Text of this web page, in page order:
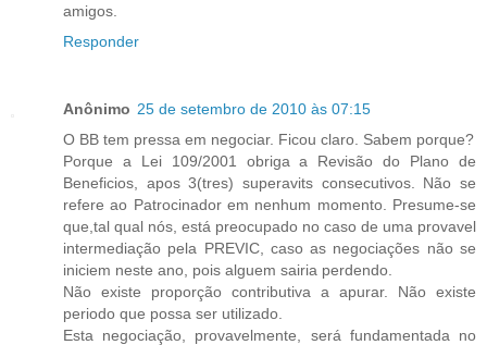
amigos.
Responder
Anônimo 25 de setembro de 2010 às 07:15
O BB tem pressa em negociar. Ficou claro. Sabem porque?
Porque a Lei 109/2001 obriga a Revisão do Plano de
Beneficios, apos 3(tres) superavits consecutivos. Não se
refere ao Patrocinador em nenhum momento. Presume-se
que,tal qual nós, está preocupado no caso de uma provavel
intermediação pela PREVIC, caso as negociações não se
iniciem neste ano, pois alguem sairia perdendo.
Não existe proporção contributiva a apurar. Não existe
periodo que possa ser utilizado.
Esta negociação, provavelmente, será fundamentada no